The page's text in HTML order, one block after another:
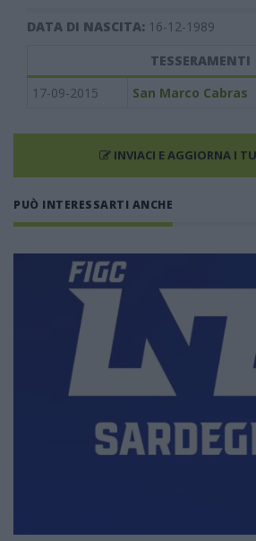
DATA DI NASCITA: 16-12-1989
TESSERAMENTI
17-09-2015
San Marco Cabras
INVIACI E AGGIORNA I
PUÒ INTERESSARTI ANCHE